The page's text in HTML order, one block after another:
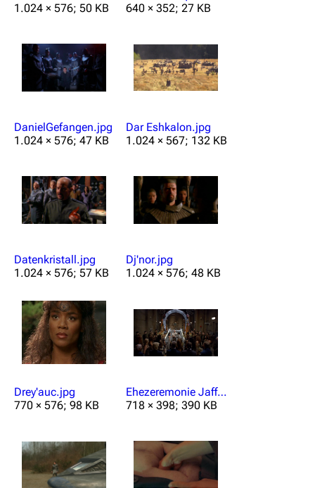
1.024 × 576; 50 KB
640 × 352; 27 KB
DanielGefangen.jpg
1.024 × 576; 47 KB
Dar Eshkalon.jpg
1.024 × 567; 132 KB
Datenkristall.jpg
1.024 × 576; 57 KB
Dj'nor.jpg
1.024 × 576; 48 KB
Drey'auc.jpg
770 × 576; 98 KB
Ehezeremonie Jaffa.png
718 × 398; 390 KB